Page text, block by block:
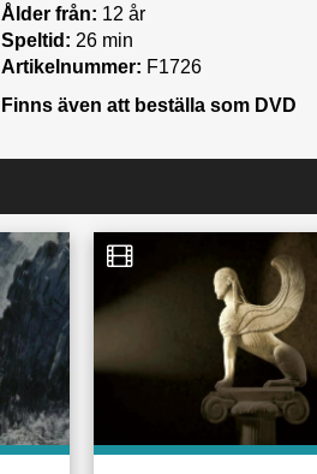
Ålder från: 12 år
Speltid: 26 min
Artikelnummer: F1726
Finns även att beställa som DVD